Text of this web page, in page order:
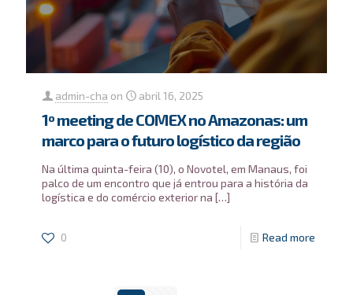
admin-cha on abril 16, 2025
1º meeting de COMEX no Amazonas: um
marco para o futuro logístico da região
Na última quinta-feira (10), o Novotel, em Manaus, foi
palco de um encontro que já entrou para a história da
logística e do comércio exterior na […]
0 Read more